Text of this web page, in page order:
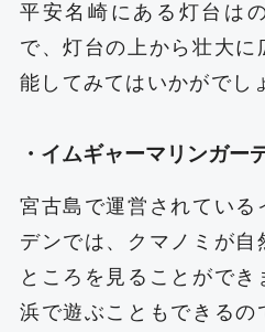
平安名崎にある灯台は
で、灯台の上から壮大
能してみてはいかがでし
・イムギャーマリンガー
宮古島で運営されている
デンでは、クマノミが自
ところを見ることがで
浜で遊ぶこともできる